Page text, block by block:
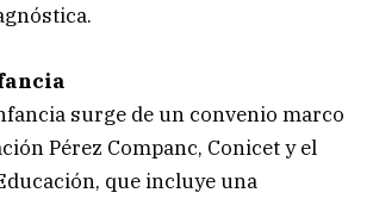
surge de un convenio marco
Pérez Companc, Conicet y el
que incluye una